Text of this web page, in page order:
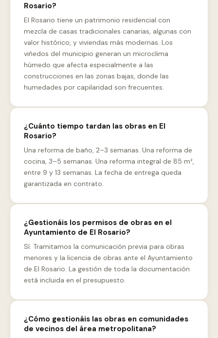
Rosario?
El Rosario tiene un patrimonio residencial con
mezcla de casas tradicionales canarias, algunas con
valor histórico, y viviendas más modernas. Los
viñedos del municipio generan un microclima
húmedo que afecta especialmente a las
construcciones en las zonas bajas, donde las
humedades por capilaridad son frecuentes.
¿Cuánto tiempo tardan las obras en El
Rosario?
Una reforma de baño, 2–3 semanas. Una reforma de
cocina, 3–5 semanas. Una reforma integral de 85 m²,
entre 9 y 13 semanas. La fecha de entrega queda
garantizada en contrato.
¿Gestionáis los permisos de obras en el
Ayuntamiento de El Rosario?
Sí. Tramitamos la comunicación previa para obras
menores y la licencia de obras ante el Ayuntamiento
de El Rosario. La gestión de toda la documentación
está incluida en el presupuesto.
¿Cómo gestionáis las obras en comunidades
de vecinos del área metropolitana?